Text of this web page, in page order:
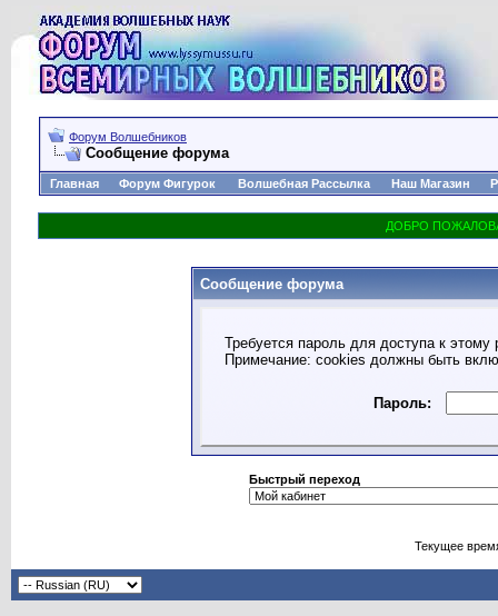
Форум Волшебников
Сообщение форума
Главная Форум Фигурок Волшебная Рассылка Наш Магазин
Сообщение форума
Требуется пароль для доступа к
Примечание: cookies должны быть
Пароль:
Быстрый переход
Текущее